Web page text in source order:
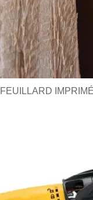
FEUILLARD IMPRIMÉ